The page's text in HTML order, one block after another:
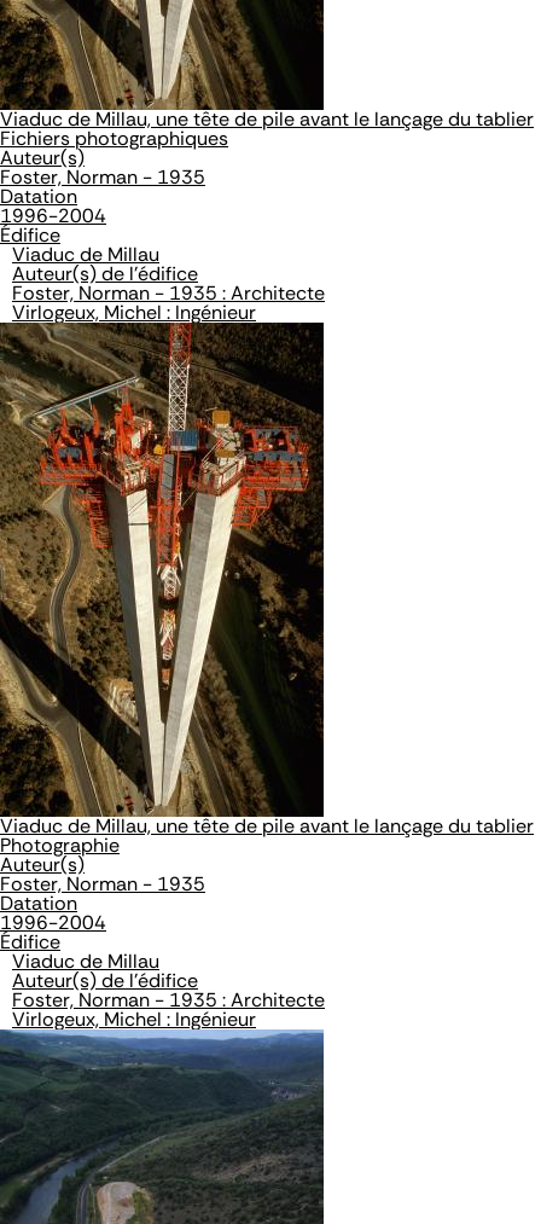
Viaduc de Millau, une tête de pile avant le lançage du tablier
Fichiers photographiques
Auteur(s)
Foster, Norman - 1935
Datation
1996-2004
Édifice
Viaduc de Millau
Auteur(s) de l'édifice
Foster, Norman - 1935 : Architecte
Virlogeux, Michel : Ingénieur
Viaduc de Millau, une tête de pile avant le lançage du tablier
Photographie
Auteur(s)
Foster, Norman - 1935
Datation
1996-2004
Édifice
Viaduc de Millau
Auteur(s) de l'édifice
Foster, Norman - 1935 : Architecte
Virlogeux, Michel : Ingénieur